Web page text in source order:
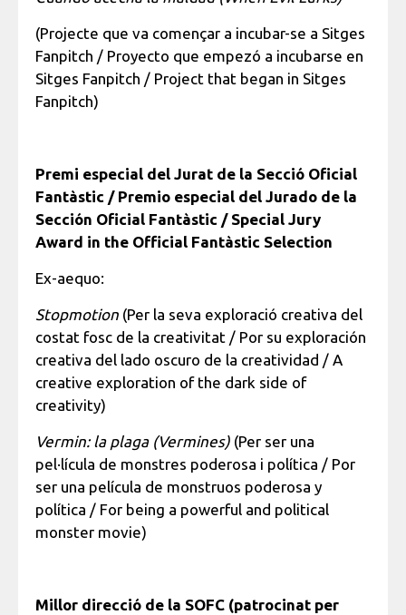
(Projecte que va començar a incubar-se a Sitges
Fanpitch / Proyecto que empezó a incubarse en
Sitges Fanpitch / Project that began in Sitges
Fanpitch)
Premi especial del Jurat de la Secció Oficial
Fantàstic / Premio especial del Jurado de la
Sección Oficial Fantàstic / Special Jury
Award in the Official Fantàstic Selection
Ex-aequo:
Stopmotion (Per la seva exploració creativa del
costat fosc de la creativitat / Por su exploración
creativa del lado oscuro de la creatividad / A
creative exploration of the dark side of
creativity)
Vermin: la plaga (Vermines) (Per ser una
pel·lícula de monstres poderosa i política / Por
ser una película de monstruos poderosa y
política / For being a powerful and political
monster movie)
Millor direcció de la SOFC (patrocinat per